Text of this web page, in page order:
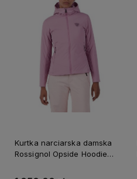
Kurtka narciarska damska
Rossignol Opside Hoodie